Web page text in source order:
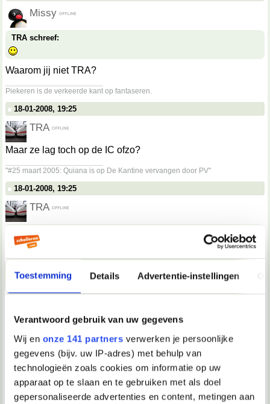
Toestemming Details Advertentie-instellingen
Verantwoord gebruik van uw gegevens
Wij en onze 141 partners verwerken je persoonlijke
gegevens (bijv. uw IP-adres) met behulp van
technologieën zoals cookies om informatie op uw
apparaat op te slaan en te gebruiken met als doel
gepersonaliseerde advertenties en content, metingen aan
Missy
TRA schreef:
Waarom jij niet TRA?
Piekeren is de verkeerde kant op fantaseren.
18-01-2008, 19:25
TRA
Maar ze lag toch op de IC ofzo?
"#25 maart 2005: Quiana is op De Kantine vervangen door PV"
18-01-2008, 19:25
TRA
Waarom jij niet TRA?
Waarom wel?q
__________________
Verwijderd
Missy schreef:
Het gaat heel goed.
We hebben heel braaf het hele huis
schoon gemaakt voordat ze thuiskwam. Dat vond ze wel
tof. Ze wou gelijk weer gaan koken. Dat ging alleen een
beetje klunsig, maar met wat hulp hebben we nasi
gemaakt.